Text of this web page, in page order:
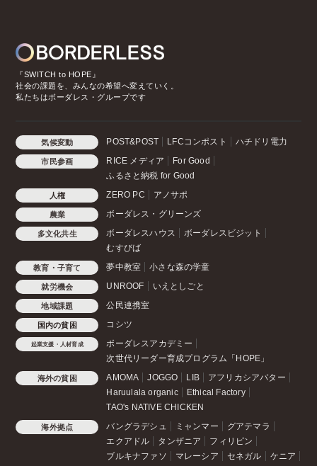
『SWITCH to HOPE』
社会の課題を、みんなの希望へ変えていく。
私たちはボーダレス・グループです
気候変動 POST&POST LFCコンポスト ハチドリ電力
市民参画 RICE メディア
For Good
ふるさと納税 for Good
人権 ZERO PC アノサポ
農業 ボーダレス・グリーンズ
多文化共生 ボーダレスハウス
ボーダレスビジット
むすびば
教育・子育て 夢中教室 小さな森の学童
就労機会 UNROOF いえとしごと
地域課題 公民連携室
国内の貧困 コシツ
起業支援・人材育成
ボーダレスアカデミー
次世代リーダー育成プログラム「HOPE」
海外の貧困 AMOMA JOGGO LIB
アフリカシアバター
Haruulala organic
Ethical Factory
TAO's NATIVE CHICKEN
海外拠点 バングラデシュ ミャンマー
グアテマラ
エクアドル
タンザニア
フィリピン
ブルキナファソ
マレーシア セネガル ケニア